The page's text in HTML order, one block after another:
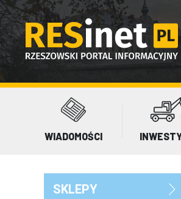
WIADOMOŚCI
SKLEPY